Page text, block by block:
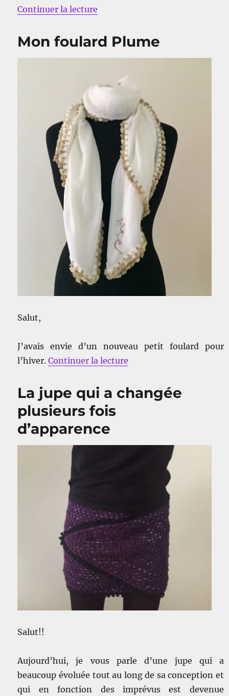
Continuer la lecture
Mon foulard Plume
Salut,
J’avais envie d’un nouveau petit foulard pour
l’hiver.Continuer la lecture
La jupe qui a changée
plusieurs fois
d’apparence
Salut!!
Aujourd’hui, je vous parle d’une jupe qui a
beaucoup évoluée tout au long de sa conception et
qui en fonction des imprévus est devenue